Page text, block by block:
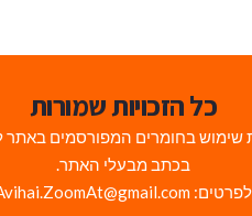
כל הזכויות שמורות
שימוש בחומרים המפורסמים באתר
בכתב מבעלי האתר.
לפרטים: Avihai.ZoomAt@gmail.com